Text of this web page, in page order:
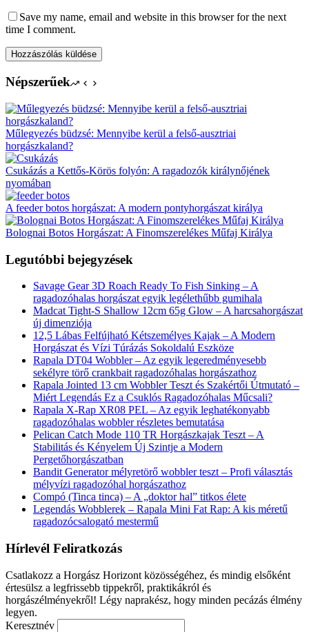
Save my name, email and website in this browser for the next
time I comment.
Hozzászólás küldése
Népszerűek
Műlegyezés büdzsé: Mennyibe kerül a felső-ausztriai
horgászkaland?
Csukázás a Kettős-Körös folyón: A ragadozók királynőjének
nyomában
A feeder botos horgászat: A modern pontyhorgászat királya
Bolognai Botos Horgászat: A Finomszerelékes Műfaj Királya
Legutóbbi bejegyzések
Savage Gear 3D Roach Ready To Fish Sinking – A
ragadozóhalas horgászat egyik legélethűbb gumihala
Madcat Tight-S Shallow 12cm 65g Glow – A harcsahorgászat
új dimenziója
12,5 Lábas Felfújható Kétszemélyes Kajak – A Modern
Horgászat és Vízi Túrázás Sokoldalú Eszköze
Rapala DT04 Wobbler – Az egyik legeredményesebb
sekélyre törő crankbait ragadozóhalas horgászathoz
Rapala Jointed 13 cm Wobbler Teszt és Szakértői Útmutató –
Miért Legendás Ez a Csuklós Ragadozóhalas Műcsali?
Rapala X-Rap XR08 PEL – Az egyik leghatékonyabb
ragadozóhalas wobbler részletes bemutatása
Pelican Catch Mode 110 TR Horgászkajak Teszt – A
Stabilitás és Kényelem Új Szintje a Modern
Pergetőhorgászatban
Bandit Generator mélyretörő wobbler teszt – Profi választás
mélyvízi ragadozóhal horgászathoz
Compó (Tinca tinca) – A „doktor hal” titkos élete
Legendás Wobblerek – Rapala Mini Fat Rap: A kis méretű
ragadozócsalogató mestermű
Hírlevél Feliratkozás
Csatlakozz a Horgász Horizont közösségéhez, és mindig elsőként
értesülsz a legfrissebb tippekről, praktikákról és
horgászélményekről! Légy naprakész, hogy minden pecázás élmény
legyen.
Keresztnév